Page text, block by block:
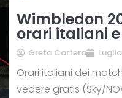
Wimbledon
orari italiani
Greta Cartera
Orari italiani dei
vedere gratis (Sky/